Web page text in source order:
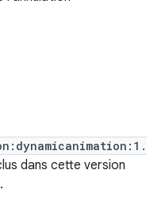
dans cette version
.